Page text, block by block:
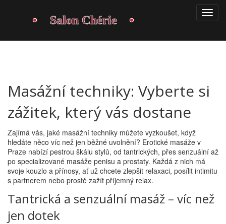
Masážní techniky: Vyberte si
zážitek, který vás dostane
Zajímá vás, jaké masážní techniky můžete vyzkoušet, když
hledáte něco víc než jen běžné uvolnění? Erotické masáže v
Praze nabízí pestrou škálu stylů, od tantrických, přes senzuální až
po specializované masáže penisu a prostaty. Každá z nich má
svoje kouzlo a přínosy, ať už chcete zlepšit relaxaci, posílit intimitu
s partnerem nebo prostě zažít příjemný relax.
Tantrická a senzuální masáž – víc než
jen dotek